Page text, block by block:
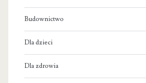
Budownictwo
Dla dzieci
Dla zdrowia